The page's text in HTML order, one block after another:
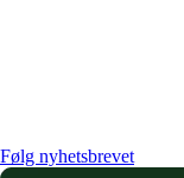
Følg nyhetsbrevet